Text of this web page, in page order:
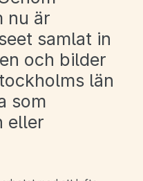
nu är
samlat in
och bilder
län
som
eller